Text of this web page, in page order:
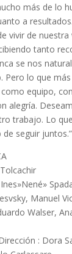
más de lo
a
vivir de
tanto
se nos
Pero lo que
equipo,
alegría.
trabajo. Lo
seguir juntos.”
Manuel
Walser,
: Dora